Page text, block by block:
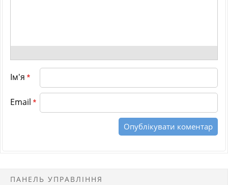
Ім'я *
Email *
ПАНЕЛЬ УПРАВЛІННЯ